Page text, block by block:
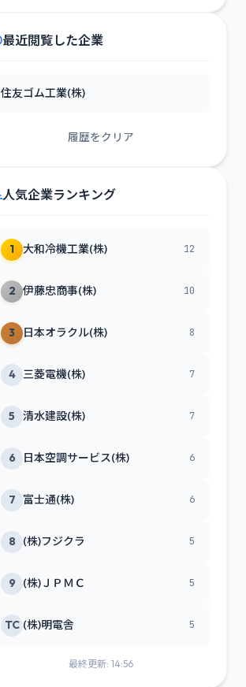
最近閲覧した企業
住友ゴム工業(株)
履歴をクリア
人気企業ランキング
1 大和冷機工業(株) 12
2 伊藤忠商事(株) 10
3 日本オラクル(株) 8
4 三菱電機(株) 7
5 清水建設(株) 7
6 日本空調サービス(株) 6
7 富士通(株) 6
8 (株)フジクラ 5
9 (株)ＪＰＭＣ 5
TC (株)明電舎 5
最終更新: 14:56